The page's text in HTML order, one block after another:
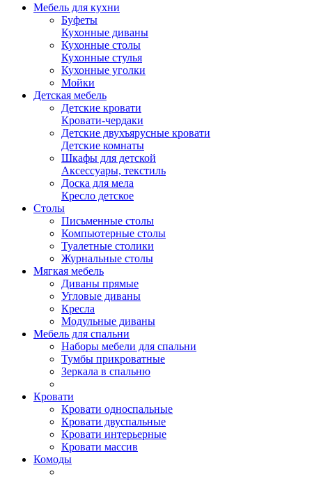
Мебель для кухни
Буфеты
Кухонные диваны
Кухонные столы
Кухонные стулья
Кухонные уголки
Мойки
Детская мебель
Детские кровати
Кровати-чердаки
Детские двухъярусные кровати
Детские комнаты
Шкафы для детской
Аксессуары, текстиль
Доска для мела
Кресло детское
Столы
Письменные столы
Компьютерные столы
Туалетные столики
Журнальные столы
Мягкая мебель
Диваны прямые
Угловые диваны
Кресла
Модульные диваны
Мебель для спальни
Наборы мебели для спальни
Тумбы прикроватные
Зеркала в спальню
Кровати
Кровати односпальные
Кровати двуспальные
Кровати интерьерные
Кровати массив
Комоды